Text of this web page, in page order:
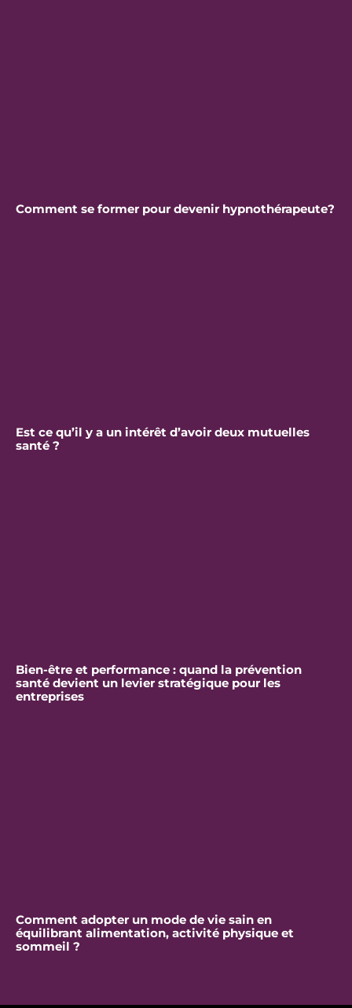
Comment se former pour devenir hypnothérapeute?
Est ce qu’il y a un intérêt d’avoir deux mutuelles
santé ?
Bien-être et performance : quand la prévention
santé devient un levier stratégique pour les
entreprises
Comment adopter un mode de vie sain en
équilibrant alimentation, activité physique et
sommeil ?